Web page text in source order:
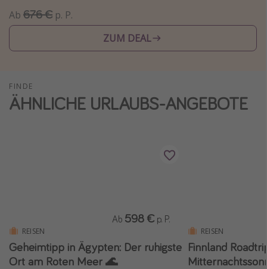
Reisethemen
Alle Reisethemen
Disneyland Paris
Roadtrips
Hotels am Achensee
Ab 676 € p. P.
ZUM DEAL
FINDE
ÄHNLICHE URLAUBS-ANGEBOTE
REISEN
Geheimtipp in Ägypten: Der ruhigste
Ort am Roten Meer 🌊
Ab 598 € p. P.
REISEN
Finnland